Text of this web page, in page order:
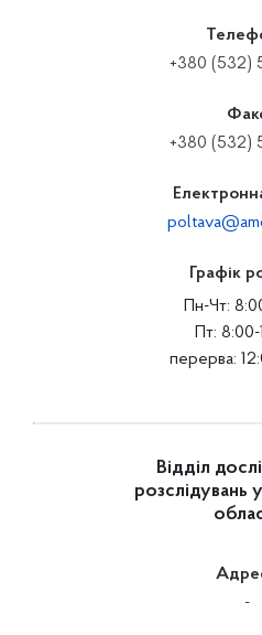
+380 (532)
+380 (532)
Графік
Пн-Чт:
Пт:
перерва:
Відділ
розслідувань
-